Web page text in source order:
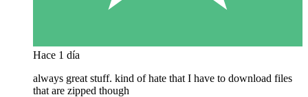
Hace 1 día
always great stuff. kind of hate that I have to download files
that are zipped though